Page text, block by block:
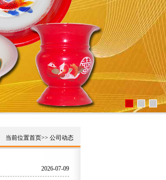
当前位置首页>> 公司动态
2026-07-09